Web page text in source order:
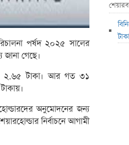
পর্ষদ ২০২৫ সালের
গেছে।
২.৬৫ টাকা। আর গত ৩১
অনুমোদনের জন্য
নির্বাচনে আগামী
৮০০